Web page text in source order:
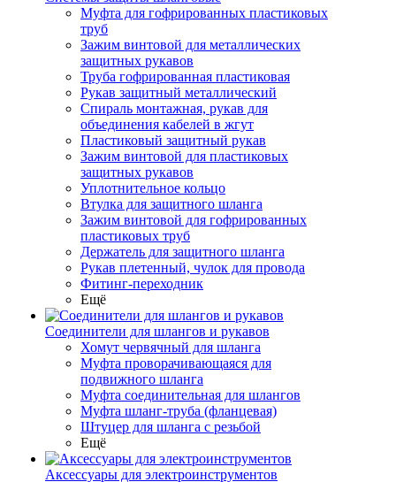
Муфта для гофрированных пластиковых
труб
Зажим винтовой для металлических
защитных рукавов
Труба гофрированная пластиковая
Рукав защитный металлический
Спираль монтажная, рукав для
объединения кабелей в жгут
Пластиковый защитный рукав
Зажим винтовой для пластиковых
защитных рукавов
Уплотнительное кольцо
Втулка для защитного шланга
Зажим винтовой для гофрированных
пластиковых труб
Держатель для защитного шланга
Рукав плетенный, чулок для провода
Фитинг-переходник
Ещё
Соединители для шлангов и рукавов
Хомут червячный для шланга
Муфта проворачивающаяся для
подвижного шланга
Муфта соединительная для шлангов
Муфта шланг-труба (фланцевая)
Штуцер для шланга с резьбой
Ещё
Аксессуары для электроинструментов